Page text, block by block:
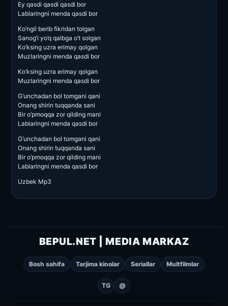
Ey qasdi qasdi qasdi bor
Lablaringni menda qasdi bor
Ko’ngil berib fikridan tolgan
Sanog’i yo’q qalbga o’t solgan
Ko’ksing uzra erimay qolgan
Muzlaringni menda qasdi bor
Ko’ksing uzra erimay qolgan
Muzlaringni menda qasdi bor
G’unchadan bol tomgani qani
Onang shirin tuqqanda sani
Bir o’pmoqqa zor qilding mani
Lablaringni menda qasdi bor
G’unchadan bol tomgani qani
Onang shirin tuqqanda sani
Bir o’pmoqqa zor qilding mani
Lablaringni menda qasdi bor
Uzbek Mp3
BEPUL.NET | MEDIA MARKAZ
Bosh sahifa Tarjima kinolar Seriallar Multfilmlar
TG @